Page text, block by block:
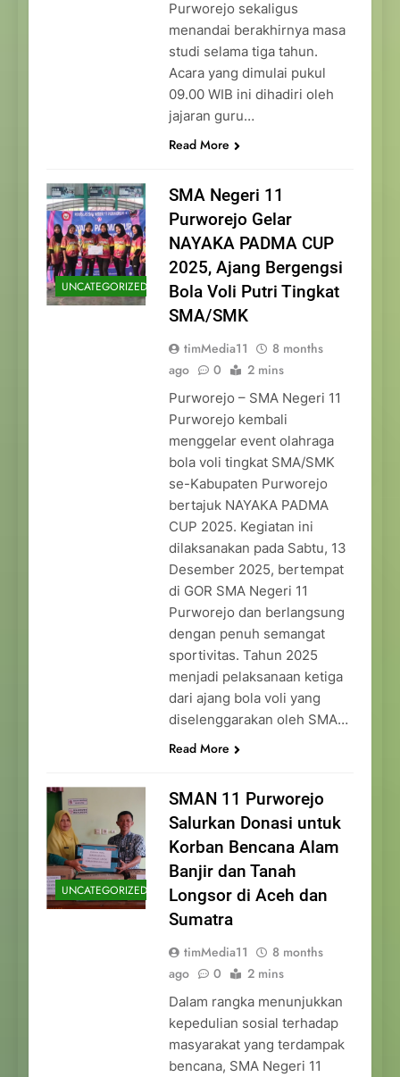
Purworejo sekaligus
menandai berakhirnya masa
studi selama tiga tahun.
Acara yang dimulai pukul
09.00 WIB ini dihadiri oleh
jajaran guru…
Read More
UNCATEGORIZED
SMA Negeri 11
Purworejo Gelar
NAYAKA PADMA CUP
2025, Ajang Bergengsi
Bola Voli Putri Tingkat
SMA/SMK
timMedia11
8 months
ago
0 2 mins
Purworejo – SMA Negeri 11
Purworejo kembali
menggelar event olahraga
bola voli tingkat SMA/SMK
se-Kabupaten Purworejo
bertajuk NAYAKA PADMA
CUP 2025. Kegiatan ini
dilaksanakan pada Sabtu, 13
Desember 2025, bertempat
di GOR SMA Negeri 11
Purworejo dan berlangsung
dengan penuh semangat
sportivitas. Tahun 2025
menjadi pelaksanaan ketiga
dari ajang bola voli yang
diselenggarakan oleh SMA…
Read More
UNCATEGORIZED
SMAN 11 Purworejo
Salurkan Donasi untuk
Korban Bencana Alam
Banjir dan Tanah
Longsor di Aceh dan
Sumatra
timMedia11
8 months
ago
0 2 mins
Dalam rangka menunjukkan
kepedulian sosial terhadap
masyarakat yang terdampak
bencana, SMA Negeri 11